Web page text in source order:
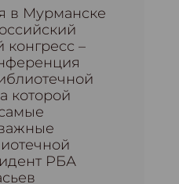
в Мурманске
–
которой
РБА